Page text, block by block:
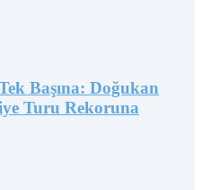
Başına: Doğukan
Turu Rekoruna